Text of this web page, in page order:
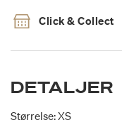
Click & Collect
DETALJER
Størrelse: XS